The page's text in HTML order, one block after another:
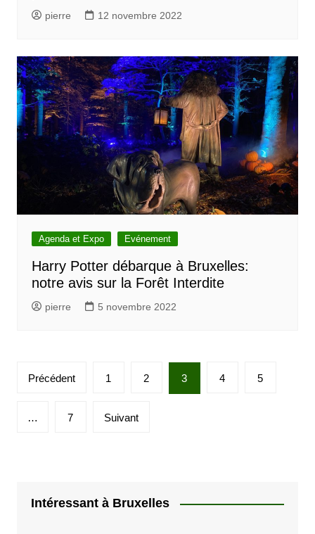
pierre 12 novembre 2022
Agenda et Expo Evénement
Harry Potter débarque à Bruxelles:
notre avis sur la Forêt Interdite
pierre 5 novembre 2022
Précédent 1 2 3 4 5
… 7 Suivant
Intéressant à Bruxelles